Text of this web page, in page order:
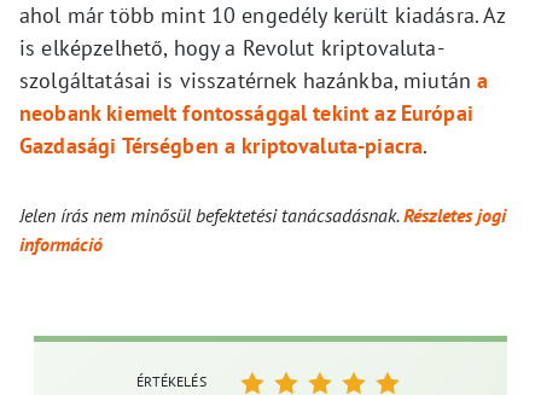
ahol már több mint 10 engedély került kiadásra. Az
is elképzelhető, hogy a Revolut kriptovaluta-
szolgáltatásai is visszatérnek hazánkba, miutána
neobank kiemelt fontossággal tekint az Európai
Gazdasági Térségben a kriptovaluta-piacra.
Jelen írás nem minősül befektetési tanácsadásnak.Részletes jogi
információ
ÉRTÉKELÉS